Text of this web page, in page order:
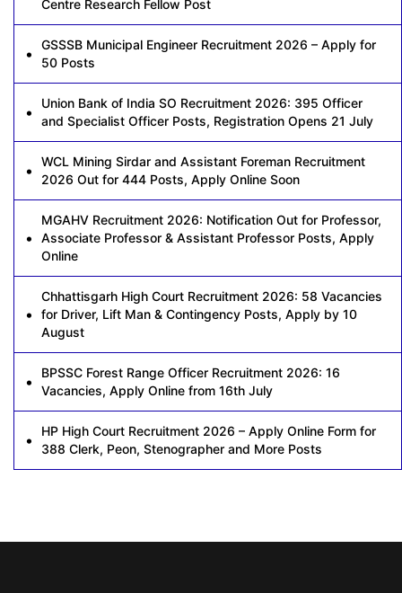
Centre Research Fellow Post
GSSSB Municipal Engineer Recruitment 2026 – Apply for
50 Posts
Union Bank of India SO Recruitment 2026: 395 Officer
and Specialist Officer Posts, Registration Opens 21 July
WCL Mining Sirdar and Assistant Foreman Recruitment
2026 Out for 444 Posts, Apply Online Soon
MGAHV Recruitment 2026: Notification Out for Professor,
Associate Professor & Assistant Professor Posts, Apply
Online
Chhattisgarh High Court Recruitment 2026: 58 Vacancies
for Driver, Lift Man & Contingency Posts, Apply by 10
August
BPSSC Forest Range Officer Recruitment 2026: 16
Vacancies, Apply Online from 16th July
HP High Court Recruitment 2026 – Apply Online Form for
388 Clerk, Peon, Stenographer and More Posts